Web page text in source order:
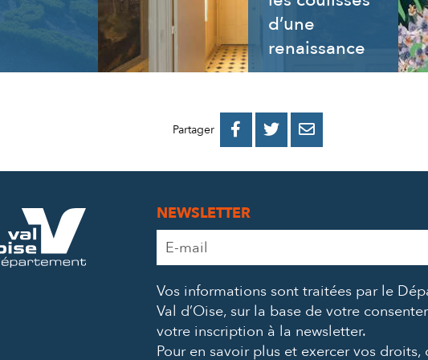
d’une
renaissance
Partager 
PARTAGER
PARTAGER
PARTAGER
NEWSLETTER
Adresse
e-
*
Vos informations sont traitées par le
Val d’Oise, sur la base de votre
votre inscription à la newsletter.
Pour en savoir plus et exercer vos droits,